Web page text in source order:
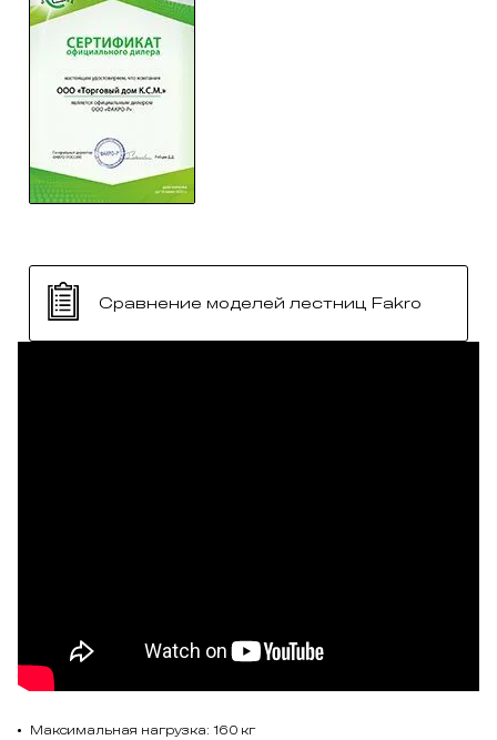
Сравнение моделей лестниц Fakro
Максимальная нагрузка: 160 кг